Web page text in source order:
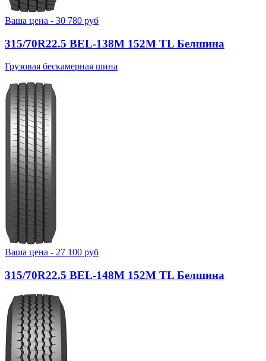
Ваша цена - 30 780 руб
315/70R22.5 BEL-138М 152M TL Белшина
Грузовая бескамерная шина
Ваша цена - 27 100 руб
315/70R22.5 BEL-148М 152M TL Белшина